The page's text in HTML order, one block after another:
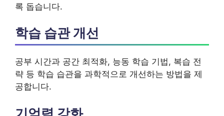
록 돕습니다.
학습 습관 개선
공부 시간과 공간 최적화, 능동 학습 기법, 복습 전
략 등 학습 습관을 과학적으로 개선하는 방법을 제
공합니다.